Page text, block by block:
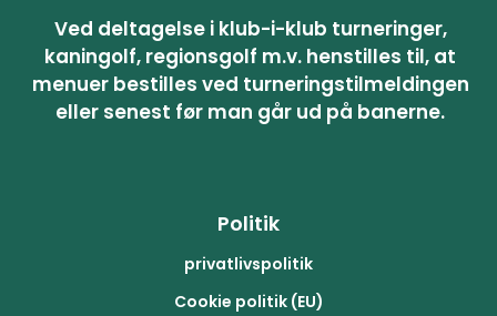
Ved deltagelse i klub-i-klub turneringer,
kaningolf, regionsgolf m.v. henstilles til, at
menuer bestilles ved turneringstilmeldingen
eller senest før man går ud på banerne.
Politik
privatlivspolitik
Cookie politik (EU)